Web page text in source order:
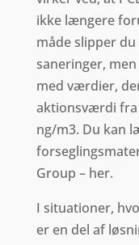
ikke længere
måde slipper
saneringer,
med værdier,
aktionsværdi fra
ng/m3. Du kan
Group – her.
I situationer,
er en del af